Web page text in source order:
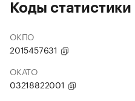
Коды статистики
ОКПО
2015457631
ОКАТО
03218822001